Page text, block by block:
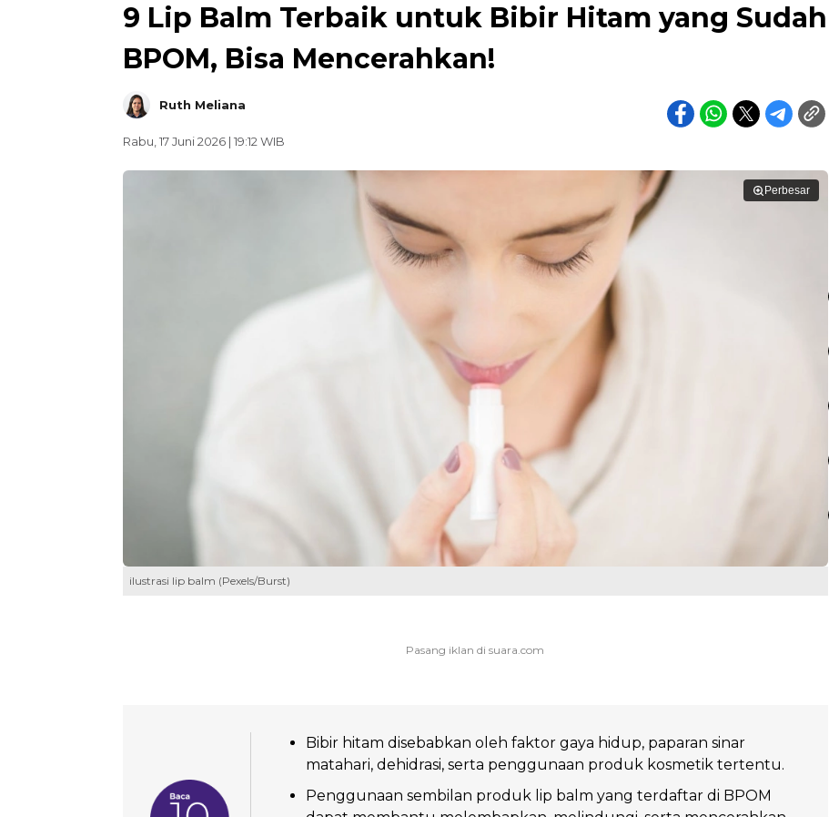
9 Lip Balm Terbaik untuk Bibir Hitam yang Sudah
BPOM, Bisa Mencerahkan!
Ruth Meliana
Rabu, 17 Juni 2026 | 19:12 WIB
Perbesar
ilustrasi lip balm (Pexels/Burst)
Bibir hitam disebabkan oleh faktor gaya hidup, paparan sinar
matahari, dehidrasi, serta penggunaan produk kosmetik tertentu.
Penggunaan sembilan produk lip balm yang terdaftar di BPOM